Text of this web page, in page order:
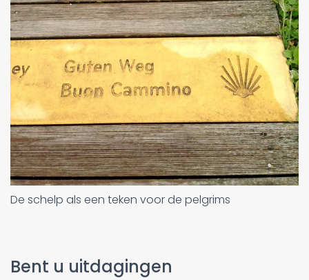
De schelp als een teken voor de pelgrims
Bent u uitdagingen